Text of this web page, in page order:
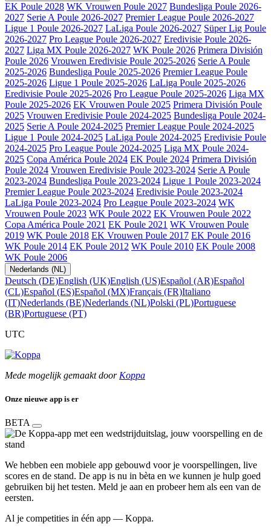
EK Poule 2028 WK Vrouwen Poule 2027 Bundesliga Poule 2026-
2027 Serie A Poule 2026-2027 Premier League Poule 2026-2027
Ligue 1 Poule 2026-2027 LaLiga Poule 2026-2027 Süper Lig Poule
2026-2027 Pro League Poule 2026-2027 Eredivisie Poule 2026-
2027 Liga MX Poule 2026-2027 WK Poule 2026 Primera División
Poule 2026 Vrouwen Eredivisie Poule 2025-2026 Serie A Poule
2025-2026 Bundesliga Poule 2025-2026 Premier League Poule
2025-2026 Ligue 1 Poule 2025-2026 LaLiga Poule 2025-2026
Eredivisie Poule 2025-2026 Pro League Poule 2025-2026 Liga MX
Poule 2025-2026 EK Vrouwen Poule 2025 Primera División Poule
2025 Vrouwen Eredivisie Poule 2024-2025 Bundesliga Poule 2024-
2025 Serie A Poule 2024-2025 Premier League Poule 2024-2025
Ligue 1 Poule 2024-2025 LaLiga Poule 2024-2025 Eredivisie Poule
2024-2025 Pro League Poule 2024-2025 Liga MX Poule 2024-
2025 Copa América Poule 2024 EK Poule 2024 Primera División
Poule 2024 Vrouwen Eredivisie Poule 2023-2024 Serie A Poule
2023-2024 Bundesliga Poule 2023-2024 Ligue 1 Poule 2023-2024
Premier League Poule 2023-2024 Eredivisie Poule 2023-2024
LaLiga Poule 2023-2024 Pro League Poule 2023-2024 WK
Vrouwen Poule 2023 WK Poule 2022 EK Vrouwen Poule 2022
Copa América Poule 2021 EK Poule 2021 WK Vrouwen Poule
2019 WK Poule 2018 EK Vrouwen Poule 2017 EK Poule 2016
WK Poule 2014 EK Poule 2012 WK Poule 2010 EK Poule 2008
WK Poule 2006
Nederlands (NL)
Deutsch (DE)English (UK)English (US)Español (AR)Español
(CL)Español (ES)Español (MX)Français (FR)Italiano
(IT)Nederlands (BE)Nederlands (NL)Polski (PL)Portuguese
(BR)Portuguese (PT)
UTC
Mede mogelijk gemaakt door Koppa
Onze nieuwe app is er
BETA
We hebben een mobiele app gebouwd voor je voorspellingen, live
scores en de stand. De app is nu in bèta en we kunnen je hulp goed
gebruiken bij het testen. Meld je aan en probeer hem als een van de
eersten.
Al je competities in één app — Koppa.